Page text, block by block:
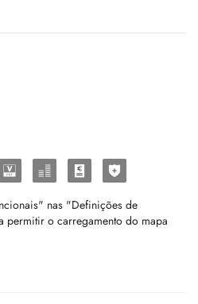
nas "Definições de
permitir o carregamento do mapa